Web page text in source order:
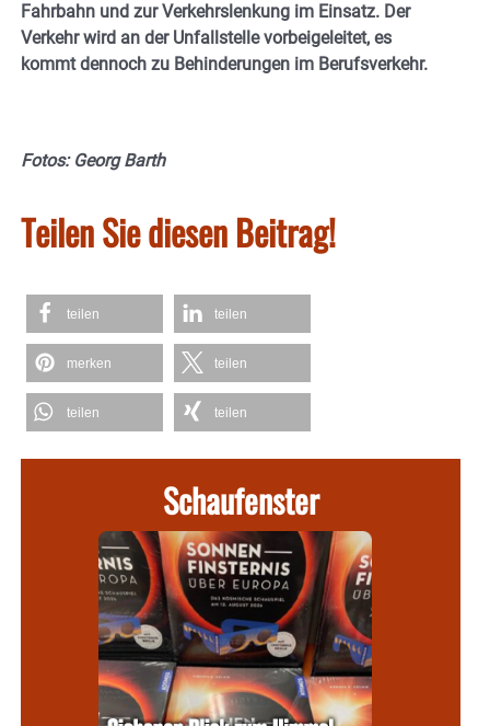
Fahrbahn und zur Verkehrslenkung im Einsatz. Der
Verkehr wird an der Unfallstelle vorbeigeleitet, es
kommt dennoch zu Behinderungen im Berufsverkehr.
Fotos: Georg Barth
Teilen Sie diesen Beitrag!
teilen teilen
merken teilen
teilen teilen
Schaufenster